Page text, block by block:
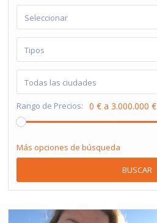
Seleccionar
Tipos
Todas las ciudades
Rango de Precios: 0 € a 3.000.000 €
Más opciones de búsqueda
BUSCAR